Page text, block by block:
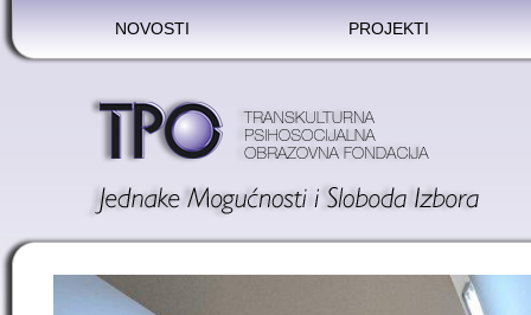
NOVOSTI PROJEKTI